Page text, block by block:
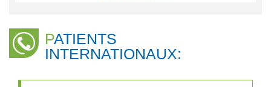
PATIENTS
INTERNATIONAUX: